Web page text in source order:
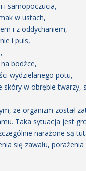
i samopoczucia,
w ustach,
i z oddychaniem,
i puls,
bodźce,
wydzielanego potu,
skóry w obrębie twarzy,
że organizm został
Taka sytuacja jest
narażone są
się zawału,